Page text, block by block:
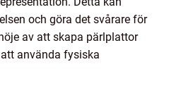
och göra det svårare för
av att skapa pärlplattor
använda fysiska